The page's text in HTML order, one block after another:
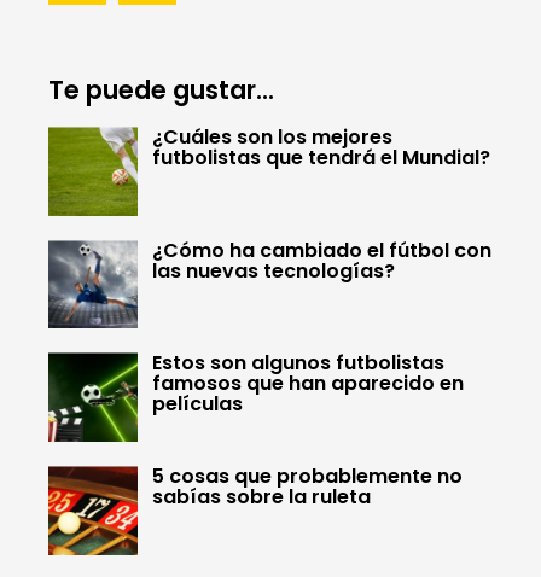
Te puede gustar...
¿Cuáles son los mejores
futbolistas que tendrá el Mundial?
¿Cómo ha cambiado el fútbol con
las nuevas tecnologías?
Estos son algunos futbolistas
famosos que han aparecido en
películas
5 cosas que probablemente no
sabías sobre la ruleta